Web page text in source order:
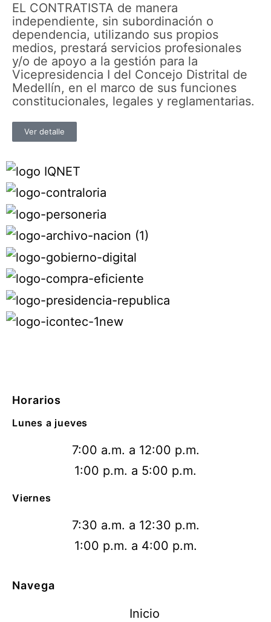
EL CONTRATISTA de manera
independiente, sin subordinación o
dependencia, utilizando sus propios
medios, prestará servicios profesionales
y/o de apoyo a la gestión para la
Vicepresidencia I del Concejo Distrital de
Medellín, en el marco de sus funciones
constitucionales, legales y reglamentarias.
Ver detalle
Horarios
Lunes a jueves
7:00 a.m. a 12:00 p.m.
1:00 p.m. a 5:00 p.m.
Viernes
7:30 a.m. a 12:30 p.m.
1:00 p.m. a 4:00 p.m.
Navega
Inicio